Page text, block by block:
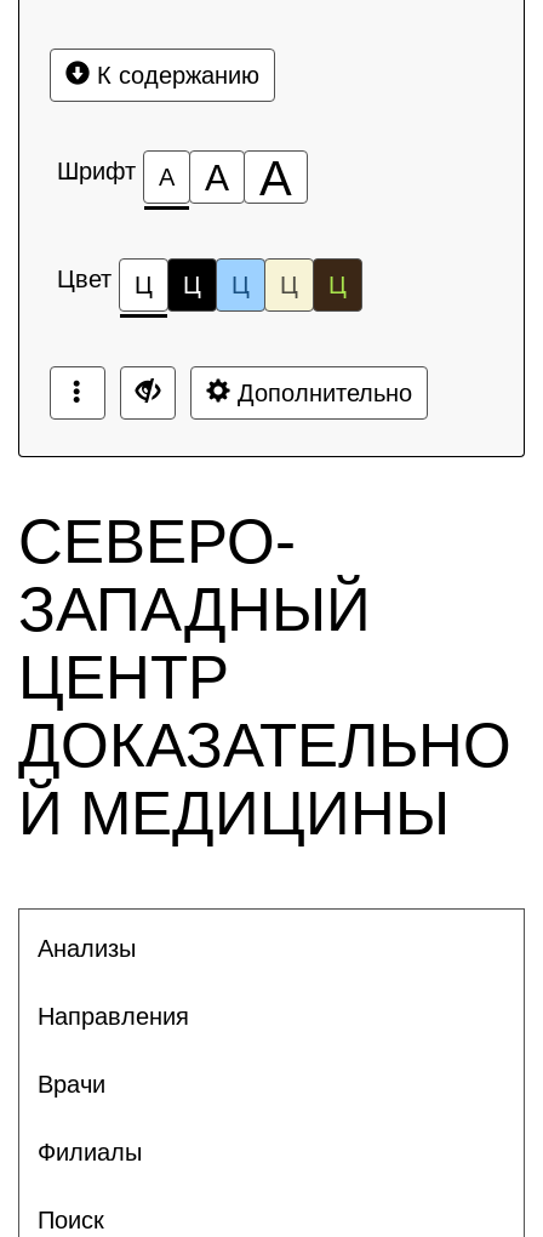
К содержанию
Шрифт А А А
Цвет Ц Ц Ц Ц Ц
Дополнительно
СЕВЕРО-
ЗАПАДНЫЙ
ЦЕНТР
ДОКАЗАТЕЛЬНО
Й МЕДИЦИНЫ
Анализы
Направления
Врачи
Филиалы
Поиск